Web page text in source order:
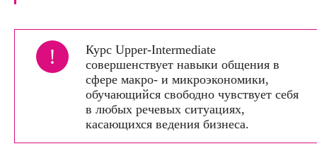
!
Курс Upper-Intermediate
совершенствует навыки общения в
сфере макро- и микроэкономики,
обучающийся свободно чувствует себя
в любых речевых ситуациях,
касающихся ведения бизнеса.